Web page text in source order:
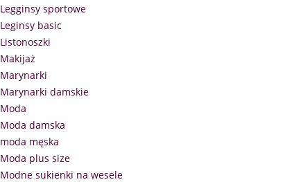
Legginsy sportowe
Leginsy basic
Listonoszki
Makijaż
Marynarki
Marynarki damskie
Moda
Moda damska
moda męska
Moda plus size
Modne sukienki na wesele